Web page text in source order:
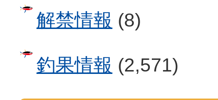
解禁情報 (8)
釣果情報 (2,571)